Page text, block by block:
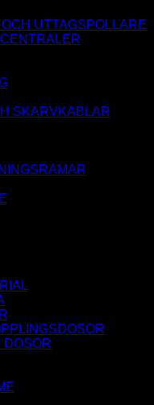
UTTAGSPOLLARE
SKARVKABLAR
DOSOR